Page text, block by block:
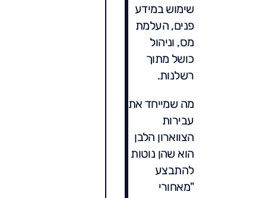
שימוש במידע
פנים, העלמת
מס, וניהול
כושל מתוך
רשלנות.
מה שמייחד את
עבירות
הצווארון הלבן
הוא שהן נוטות
להתבצע
"מאחורי